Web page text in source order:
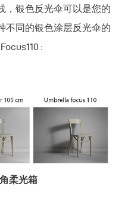
，银色反光伞可以是您的
不同的银色涂层反光伞的
:
柔光箱